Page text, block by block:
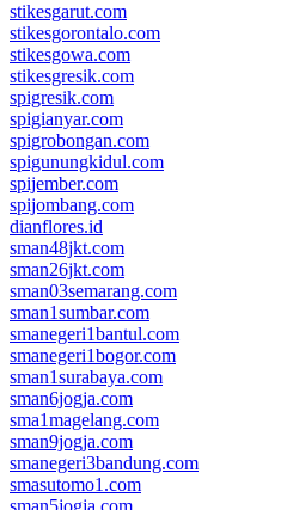
stikesgarut.com
stikesgorontalo.com
stikesgowa.com
stikesgresik.com
spigresik.com
spigianyar.com
spigrobongan.com
spigunungkidul.com
spijember.com
spijombang.com
dianflores.id
sman48jkt.com
sman26jkt.com
sman03semarang.com
sman1sumbar.com
smanegeri1bantul.com
smanegeri1bogor.com
sman1surabaya.com
sman6jogja.com
sma1magelang.com
sman9jogja.com
smanegeri3bandung.com
smasutomo1.com